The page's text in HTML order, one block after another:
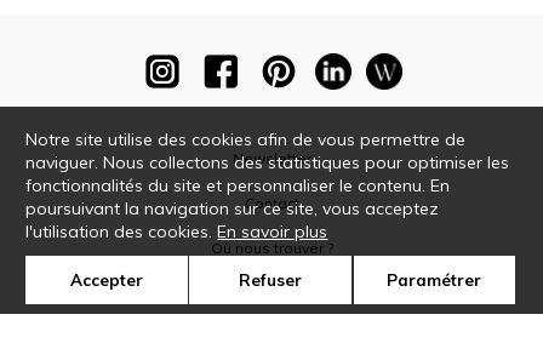
Newsletter
Contact
Où nous trouver ?
Notre site utilise des cookies afin de vous permettre de
naviguer. Nous collectons des statistiques pour optimiser les
fonctionnalités du site et personnaliser le contenu. En
poursuivant la navigation sur ce site, vous acceptez
l'utilisation des cookies.En savoir plus
Accepter Refuser Paramétrer